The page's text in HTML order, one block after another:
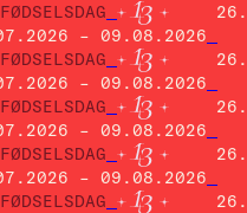
FØDSELSDAG
– 09.08.2026
FØDSELSDAG
– 09.08.2026
FØDSELSDAG
– 09.08.2026
FØDSELSDAG
– 09.08.2026
FØDSELSDAG